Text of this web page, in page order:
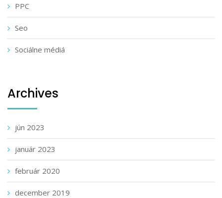
PPC
Seo
Sociálne médiá
Archives
jún 2023
január 2023
február 2020
december 2019